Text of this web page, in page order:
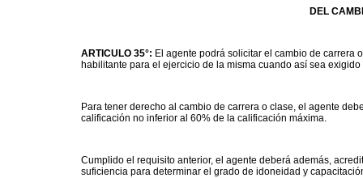
DEL
ARTICULO 35°: El agente podrá solicitar el cambio de carrera
habilitante para el ejercicio de la misma cuando así sea
Para tener derecho al cambio de carrera o clase, el agente
calificación no inferior al 60% de la calificación máxima.
Cumplido el requisito anterior, el agente deberá además,
suficiencia para determinar el grado de idoneidad y